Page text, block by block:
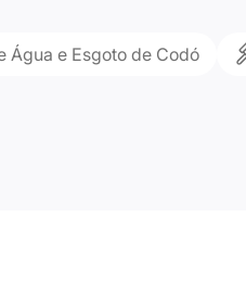
Água e Esgoto de Codó